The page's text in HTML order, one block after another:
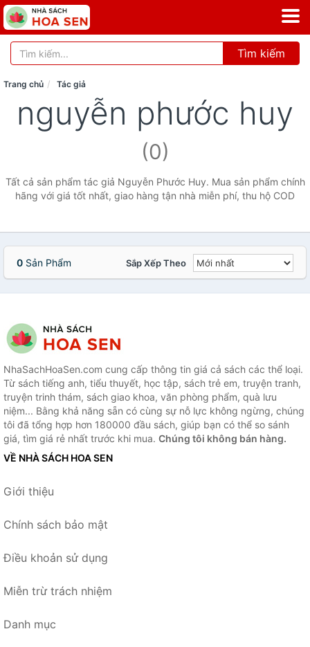
Tìm kiếm
Trang chủ Tác giả
nguyễn phước huy
(0)
Tất cả sản phẩm tác giả Nguyễn Phước Huy. Mua sản phẩm chính
hãng với giá tốt nhất, giao hàng tận nhà miễn phí, thu hộ COD
0 Sản Phẩm Sắp Xếp Theo
NhaSachHoaSen.com cung cấp thông tin giá cả sách các thể loại.
Từ sách tiếng anh, tiểu thuyết, học tập, sách trẻ em, truyện tranh,
truyện trinh thám, sách giao khoa, văn phòng phẩm, quà lưu
niệm... Bằng khả năng sẵn có cùng sự nỗ lực không ngừng, chúng
tôi đã tổng hợp hơn 180000 đầu sách, giúp bạn có thể so sánh
giá, tìm giá rẻ nhất trước khi mua. Chúng tôi không bán hàng.
VỀ NHÀ SÁCH HOA SEN
Giới thiệu
Chính sách bảo mật
Điều khoản sử dụng
Miễn trừ trách nhiệm
Danh mục